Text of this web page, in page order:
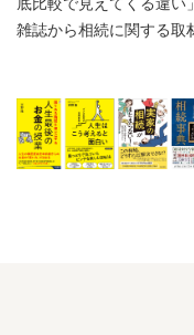
雑誌から相続に関する取